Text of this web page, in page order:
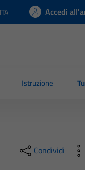
Lingua attiva:
ITA Accedi
Istruzione
Condividi